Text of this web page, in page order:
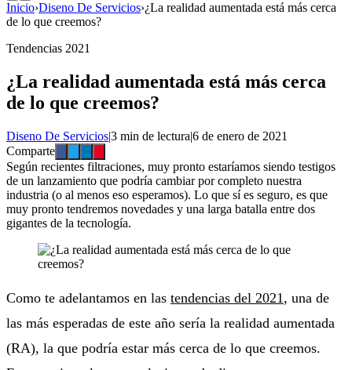
Inicio›Diseno De Servicios›¿La realidad aumentada está más cerca
de lo que creemos?
Tendencias 2021
¿La realidad aumentada está más cerca
de lo que creemos?
Diseno De Servicios|3 min de lectura|6 de enero de 2021
Comparte
Según recientes filtraciones, muy pronto estaríamos siendo testigos
de un lanzamiento que podría cambiar por completo nuestra
industria (o al menos eso esperamos). Lo que sí es seguro, es que
muy pronto tendremos novedades y una larga batalla entre dos
gigantes de la tecnología.
Como te adelantamos en las tendencias del 2021 , una de
las más esperadas de este año sería la realidad aumentada
(RA), la que podría estar más cerca de lo que creemos.